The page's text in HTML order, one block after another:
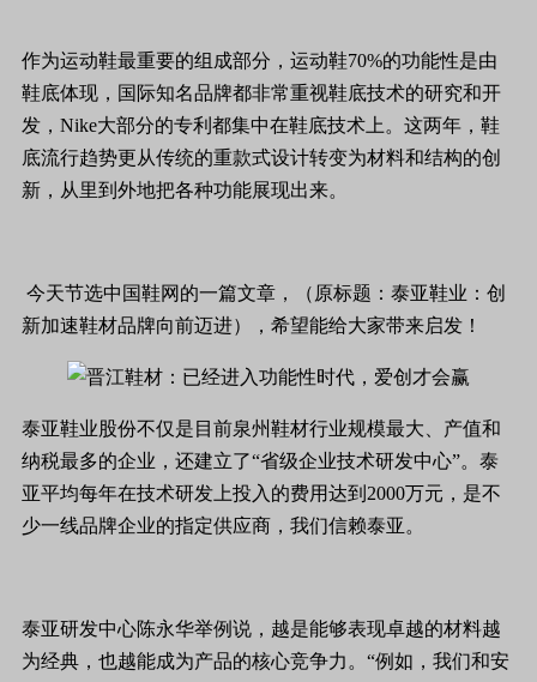
作为运动鞋最重要的组成部分，运动鞋70%的功能性是由
鞋底体现，国际知名品牌都非常重视鞋底技术的研究和开
发，Nike大部分的专利都集中在鞋底技术上。这两年，鞋
底流行趋势更从传统的重款式设计转变为材料和结构的创
新，从里到外地把各种功能展现出来。
今天节选中国鞋网的一篇文章，（原标题：泰亚鞋业：创
新加速鞋材品牌向前迈进），希望能给大家带来启发！
泰亚鞋业股份不仅是目前泉州鞋材行业规模最大、产值和
纳税最多的企业，还建立了“省级企业技术研发中心”。泰
亚平均每年在技术研发上投入的费用达到2000万元，是不
少一线品牌企业的指定供应商，我们信赖泰亚。
泰亚研发中心陈永华举例说，越是能够表现卓越的材料越
为经典，也越能成为产品的核心竞争力。“例如，我们和安